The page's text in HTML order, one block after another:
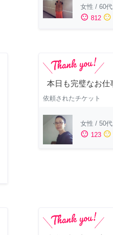
女性 / 60代
sentiment_satisfied 812 sentiment_neutral
本日も完璧なお仕
依頼されたチケット
女性 / 50代
sentiment_satisfied 123 sentiment_neutral